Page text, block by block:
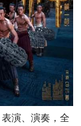
演、演奏，全